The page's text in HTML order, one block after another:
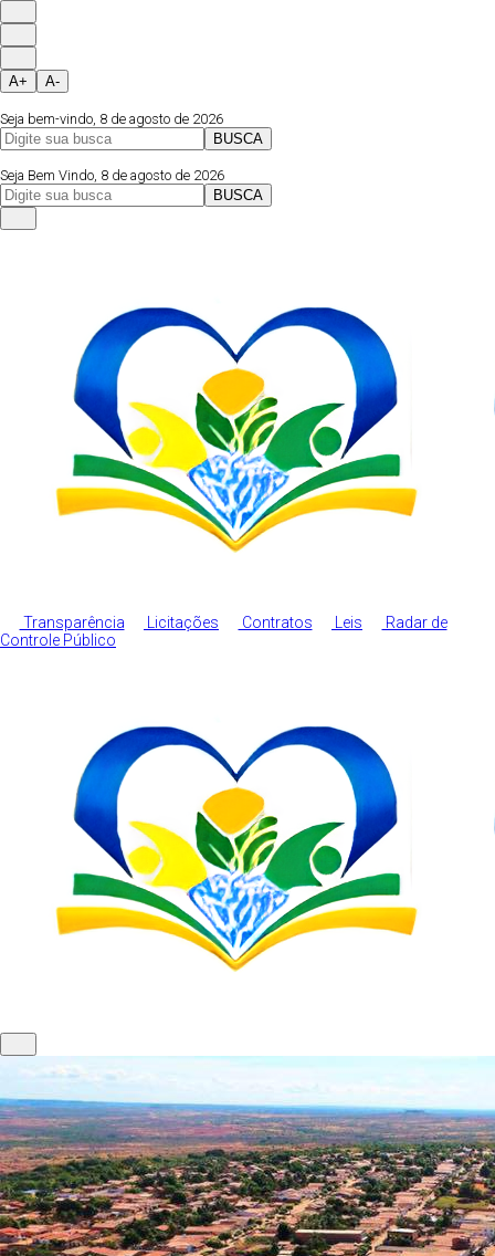
A+ A-
Seja bem-vindo, 8 de agosto de 2026
BUSCA
Seja Bem Vindo, 8 de agosto de 2026
BUSCA
Transparência Licitações Contratos Leis
Radar de
Controle Público